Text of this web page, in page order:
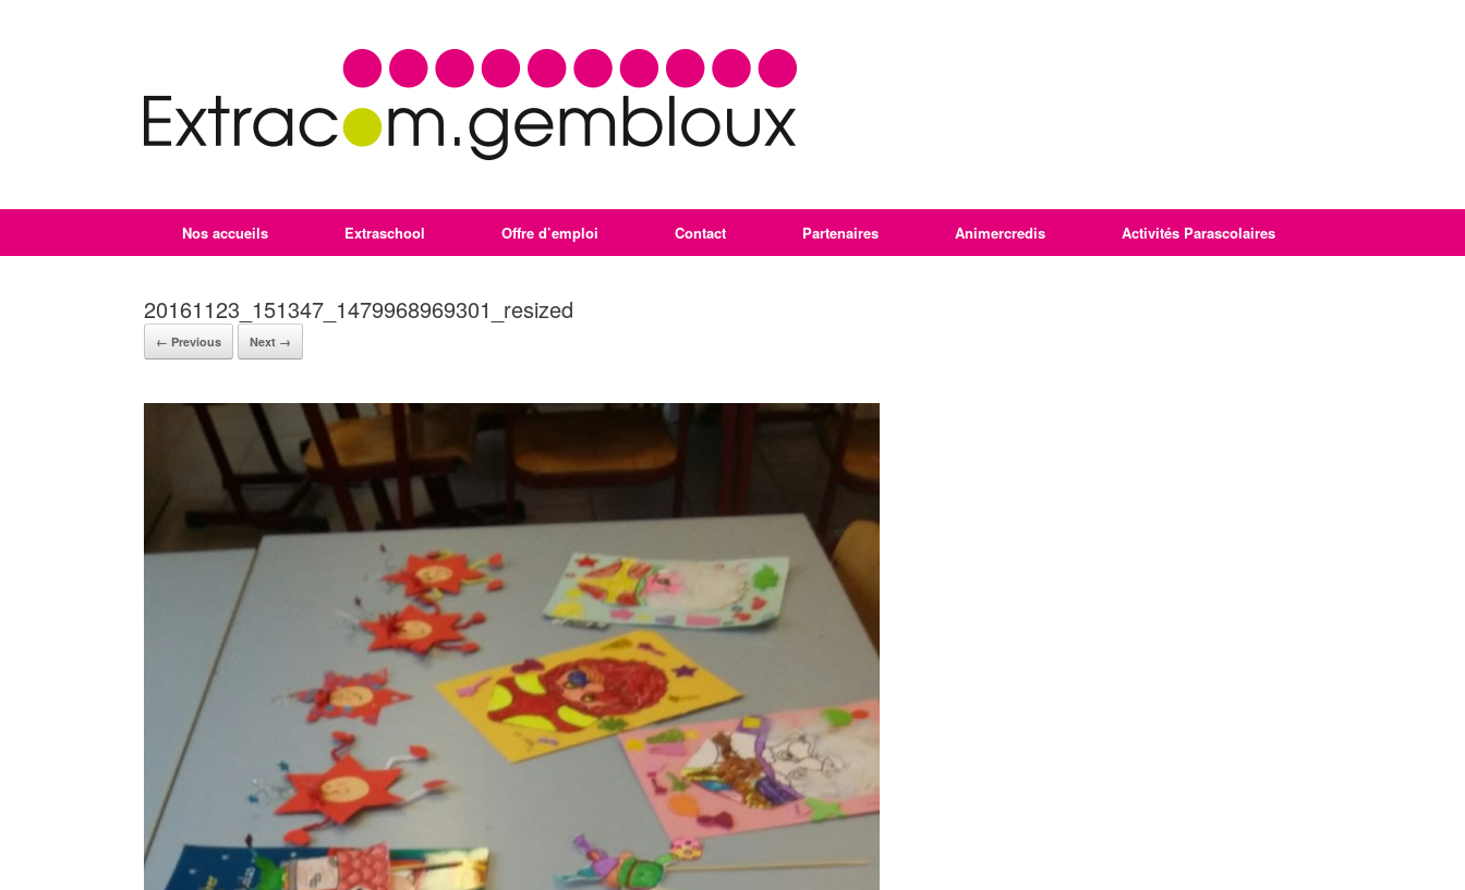
Nos accueils Extraschool Offre d’emploi Contact Partenaires Animercredis Activités Parascolaires
20161123_151347_1479968969301_resized
← Previous Next →